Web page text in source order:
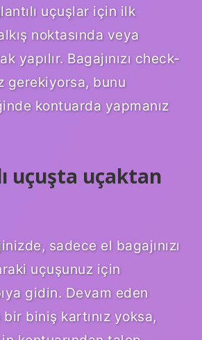
uçuşlar için ilk
noktasında veya
yapılır. Bagajınızı check-
gerekiyorsa, bunu
kontuarda yapmanız
uçuşta uçaktan
sadece el bagajınızı
uçuşunuz için
gidin. Devam eden
biniş kartınız yoksa,